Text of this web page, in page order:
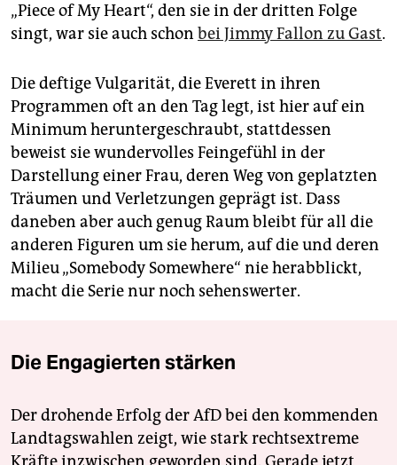
„Piece of My Heart“, den sie in der dritten Folge
singt, war sie auch schon bei Jimmy Fallon zu Gast.
Die deftige Vulgarität, die Everett in ihren
Programmen oft an den Tag legt, ist hier auf ein
Minimum heruntergeschraubt, stattdessen
beweist sie wundervolles Feingefühl in der
Darstellung einer Frau, deren Weg von geplatzten
Träumen und Verletzungen geprägt ist. Dass
daneben aber auch genug Raum bleibt für all die
anderen Figuren um sie herum, auf die und deren
Milieu „Somebody Somewhere“ nie herabblickt,
macht die Serie nur noch sehenswerter.
Die Engagierten stärken
Der drohende Erfolg der AfD bei den kommenden
Landtagswahlen zeigt, wie stark rechtsextreme